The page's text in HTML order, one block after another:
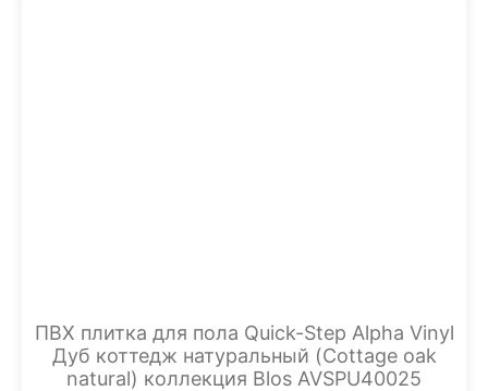
ПВХ плитка для пола Quick-Step Alpha Vinyl
Дуб коттедж натуральный (Cottage oak
natural) коллекция Blos AVSPU40025